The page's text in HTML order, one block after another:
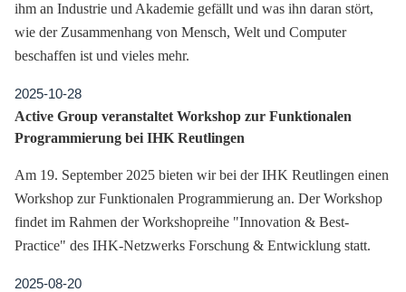
ihm an Industrie und Akademie gefällt und was ihn daran stört,
wie der Zusammenhang von Mensch, Welt und Computer
beschaffen ist und vieles mehr.
2025-10-28
Active Group veranstaltet Workshop zur Funktionalen
Programmierung bei IHK Reutlingen
Am 19. September 2025 bieten wir bei der IHK Reutlingen einen
Workshop zur Funktionalen Programmierung an. Der Workshop
findet im Rahmen der Workshopreihe "Innovation & Best-
Practice" des IHK-Netzwerks Forschung & Entwicklung statt.
2025-08-20